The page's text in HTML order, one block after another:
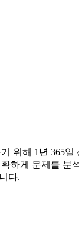
위해 1년 365일
하게 문제를 분
다.